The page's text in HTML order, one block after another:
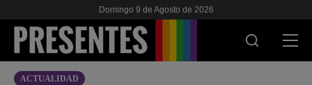
Domingo 9 de Agosto de 2026
ACTUALIDAD